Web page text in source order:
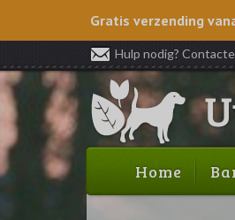
Gratis verzending
Hulp nodig?
Home